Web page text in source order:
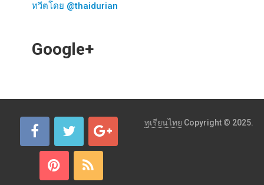
ทวีตโดย @thaidurian
Google+
ทุเรียนไทย Copyright © 2025.